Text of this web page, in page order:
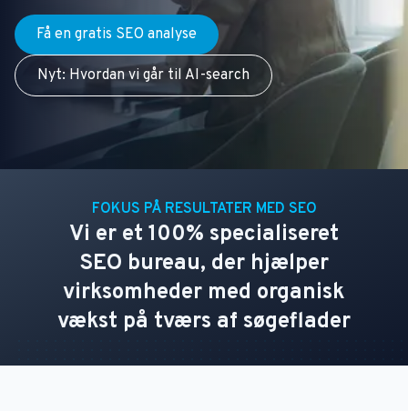
Få en gratis SEO analyse
Nyt: Hvordan vi går til AI-search
FOKUS PÅ RESULTATER MED SEO
Vi er et 100% specialiseret
SEO bureau, der hjælper
virksomheder med organisk
vækst på tværs af søgeflader